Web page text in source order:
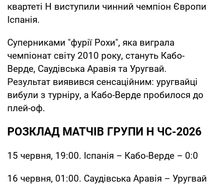
квартеті Н виступили чинний чемпіон Європи
Іспанія.
Суперниками "фурії Рохи", яка виграла
чемпіонат світу 2010 року, стануть Кабо-
Верде, Саудівська Аравія та Уругвай.
Результат виявився сенсаційним: уругвайці
вибули з турніру, а Кабо-Верде пробилося до
плей-оф.
РОЗКЛАД МАТЧІВ ГРУПИ Н ЧС-2026
15 червня, 19:00. Іспанія – Кабо-Верде – 0:0
16 червня, 01:00. Саудівська Аравія – Уругвай